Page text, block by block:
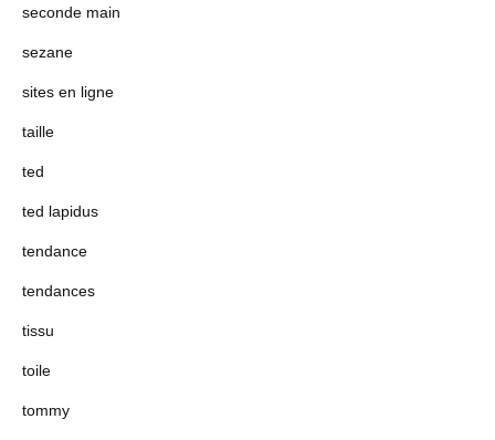
seconde main
sezane
sites en ligne
taille
ted
ted lapidus
tendance
tendances
tissu
toile
tommy